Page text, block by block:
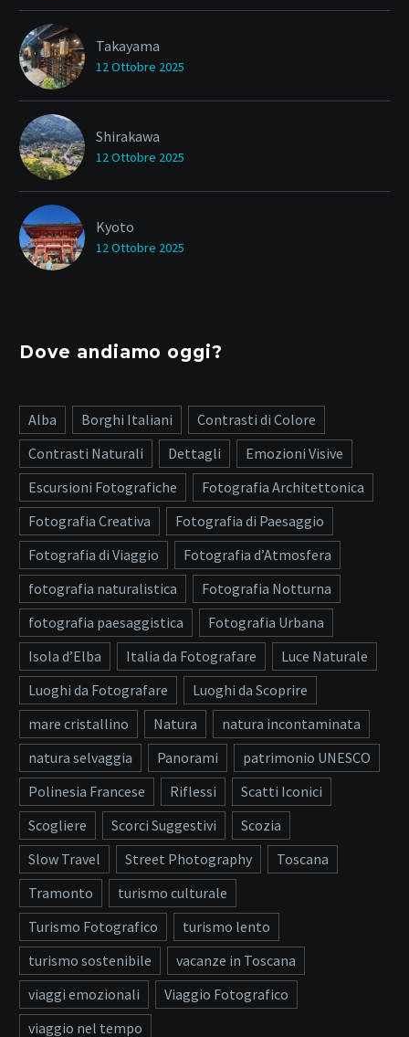
Takayama
12 Ottobre 2025
Shirakawa
12 Ottobre 2025
Kyoto
12 Ottobre 2025
Dove andiamo oggi?
Alba Borghi Italiani
Contrasti di Colore
Contrasti Naturali
Dettagli
Emozioni Visive
Escursioni Fotografiche
Fotografia Architettonica
Fotografia Creativa
Fotografia di Paesaggio
Fotografia di Viaggio
Fotografia d’Atmosfera
fotografia naturalistica
Fotografia Notturna
fotografia paesaggistica
Fotografia Urbana
Isola d’Elba
Italia da Fotografare
Luce Naturale
Luoghi da Fotografare
Luoghi da Scoprire
mare cristallino
Natura
natura incontaminata
natura selvaggia
Panorami
patrimonio UNESCO
Polinesia Francese
Riflessi
Scatti Iconici
Scogliere
Scorci Suggestivi
Scozia
Slow Travel
Street Photography
Toscana
Tramonto
turismo culturale
Turismo Fotografico
turismo lento
turismo sostenibile
vacanze in Toscana
viaggi emozionali
Viaggio Fotografico
viaggio nel tempo